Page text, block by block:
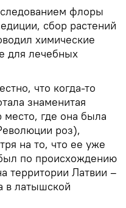
флоры
сбор растений
химические
для лечебных
что когда-то
знаменитая
где она была
роз),
на то, что ее уже
по происхождению
территории Латвии –
в латышской